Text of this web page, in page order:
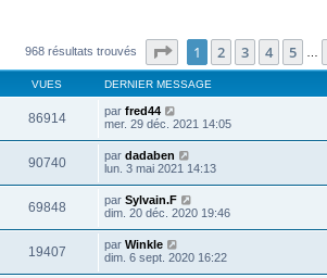
968 résultats trouvés Page sur39
1 2 3 4 5
VUES DERNIER MESSAGE
86914 par fred44
mer. 29 déc. 2021 14:05
90740 par dadaben
lun. 3 mai 2021 14:13
69848 par Sylvain.F
dim. 20 déc. 2020 19:46
19407 par Winkle
dim. 6 sept. 2020 16:22